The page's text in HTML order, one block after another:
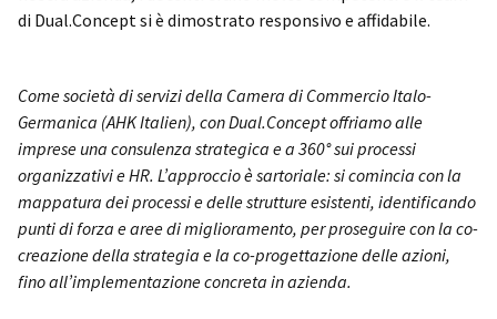
di Dual.Concept si è dimostrato responsivo e affidabile.
Come società di servizi della Camera di Commercio Italo-
Germanica (AHK Italien), con Dual.Concept offriamo alle
imprese una consulenza strategica e a 360° sui processi
organizzativi e HR. L’approccio è sartoriale: si comincia con la
mappatura dei processi e delle strutture esistenti, identificando
punti di forza e aree di miglioramento, per proseguire con la co-
creazione della strategia e la co-progettazione delle azioni,
fino all’implementazione concreta in azienda.